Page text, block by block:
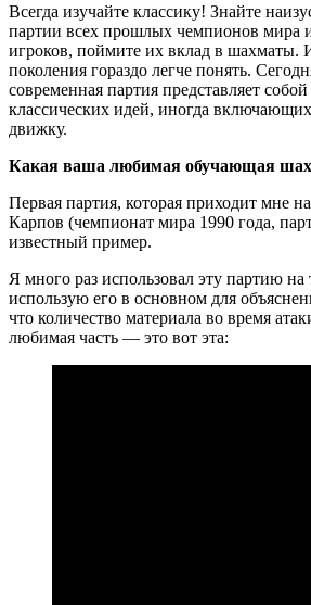
Всегда изучайте классику! Знайте
партии всех прошлых чемпионов мира
игроков, поймите их вклад в шахматы.
поколения гораздо легче понять.
современная партия представляет
классических идей, иногда
движку.
Какая ваша любимая обучающая
Первая партия, которая приходит мне
Карпов (чемпионат мира 1990 года,
известный пример.
Я много раз использовал эту партию
использую его в основном для
что количество материала во время
любимая часть — это вот эта: